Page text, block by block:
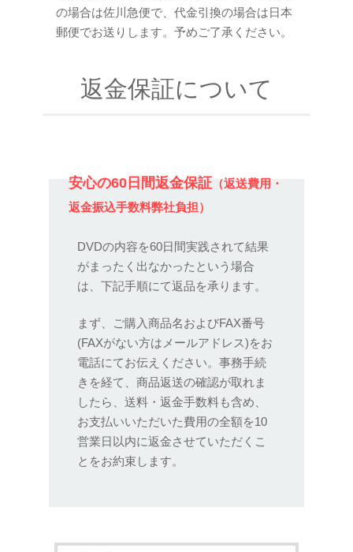
の場合は佐川急便で、代金引換の場合は日本
郵便でお送りします。予めご了承ください。
返金保証について
安心の60日間返金保証（返送費用・
返金振込手数料弊社負担）
DVDの内容を60日間実践されて結果
がまったく出なかったという場合
は、下記手順にて返品を承ります。
まず、ご購入商品名およびFAX番号
(FAXがない方はメールアドレス)をお
電話にてお伝えください。事務手続
きを経て、商品返送の確認が取れま
したら、送料・返金手数料も含め、
お支払いいただいた費用の全額を10
営業日以内に返金させていただくこ
とをお約束します。